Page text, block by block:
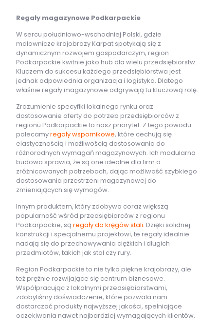
Regały magazynowe Podkarpackie
W sercu południowo-wschodniej Polski, gdzie
malownicze krajobrazy Karpat spotykają się z
dynamicznym rozwojem gospodarczym, region
Podkarpackie kwitnie jako hub dla wielu przedsiębiorstw.
Kluczem do sukcesu każdego przedsiębiorstwa jest
jednak odpowiednia organizacja i logistyka. Dlatego
właśnie regały magazynowe odgrywają tu kluczową rolę.
Zrozumienie specyfiki lokalnego rynku oraz
dostosowanie oferty do potrzeb przedsiębiorców z
regionu Podkarpackie to nasz priorytet. Z tego powodu
polecamyregały wspornikowe, które cechują się
elastycznością i możliwością dostosowania do
różnorodnych wymagań magazynowych. Ich modularna
budowa sprawia, że są one idealne dla firm o
zróżnicowanych potrzebach, dając możliwość szybkiego
dostosowania przestrzeni magazynowej do
zmieniających się wymogów.
Innym produktem, który zdobywa coraz większą
popularność wśród przedsiębiorców z regionu
Podkarpackie, są regały do kręgów stali. Dzięki solidnej
konstrukcji i specjalnemu projektowi, te regały idealnie
nadają się do przechowywania ciężkich i długich
przedmiotów, takich jak stal czy rury.
Region Podkarpackie to nie tylko piękne krajobrazy, ale
też prężnie rozwijające się centrum biznesowe.
Współpracując z lokalnymi przedsiębiorstwami,
zdobyliśmy doświadczenie, które pozwala nam
dostarczać produkty najwyższej jakości, spełniające
oczekiwania nawet najbardziej wymagających klientów.